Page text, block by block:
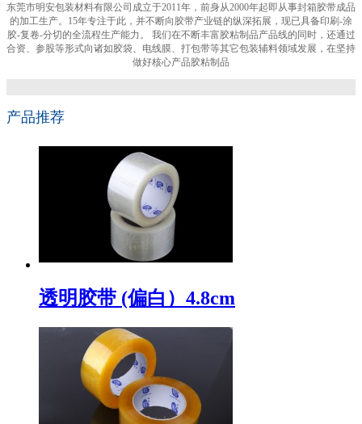
东莞市明安包装材料有限公司成立于2011年，前身从2000年起即从事封箱胶带成品
的加工生产。15年专注于此，并不断向胶带产业链的纵深拓展，现已具备印刷-涂
胶-复卷-分切的全流程生产能力。 我们在不断丰富胶粘制品产品线的同时，还通过
合资、参股等形式向诸如胶袋、电线膜、打包带等其它包装辅料领域发展，在坚持
做好核心产品胶粘制品
产品推荐
透明胶带 (偏白）4.8cm